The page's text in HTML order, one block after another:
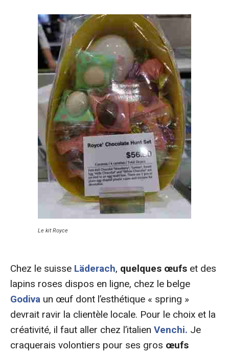
Le kit Royce
Chez le suisse Läderach, quelques œufs et des
lapins roses dispos en ligne, chez le belge
Godiva un œuf dont l’esthétique « spring »
devrait ravir la clientèle locale. Pour le choix et la
créativité, il faut aller chez l’italien Venchi. Je
craquerais volontiers pour ses gros œufs